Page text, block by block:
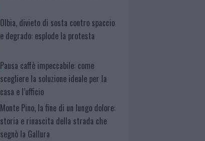
Olbia, divieto di sosta contro spaccio
e degrado: esplode la protesta
Pausa caffè impeccabile: come
scegliere la soluzione ideale per la
casa e l’ufficio
Monte Pino, la fine di un lungo dolore:
storia e rinascita della strada che
segnò la Gallura